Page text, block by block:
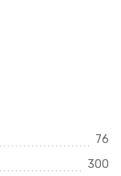
76
300